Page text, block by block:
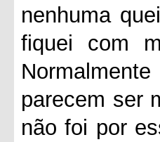
nenhuma
fiquei com
parecem ser
não foi por